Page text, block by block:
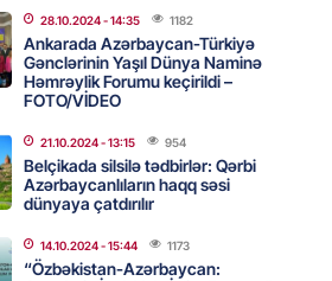
- 16:15
qadın qətlə yetirildi – Şübhəli
oğludur
- 16:00 228
37,6 milyon, Rusiyada 16,7
28.10.2024- 14:35 1182
Ankarada Azərbaycan-Türkiyə
Gənclərinin Yaşıl Dünya Naminə
Həmrəylik Forumu keçirildi –
FOTO/VİDEO
21.10.2024- 13:15 954
Belçikada silsilə tədbirlər: Qərbi
Azərbaycanlıların haqq səsi
dünyaya çatdırılır
14.10.2024- 15:44 1173
“Özbəkistan-Azərbaycan: